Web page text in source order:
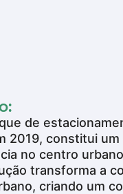
de
2019, constitui
no centro
transforma a
criando um
Jardins
VER MAIS